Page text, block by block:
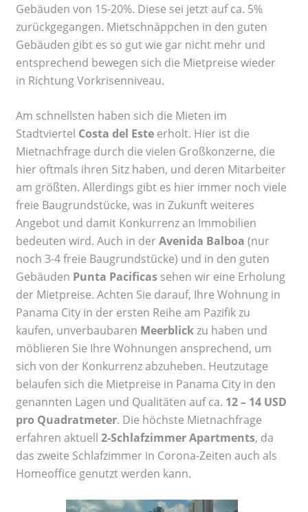
Gebäuden von 15-20%. Diese sei jetzt auf ca. 5%
zurückgegangen. Mietschnäppchen in den guten
Gebäuden gibt es so gut wie gar nicht mehr und
entsprechend bewegen sich die Mietpreise wieder
in Richtung Vorkrisenniveau.
Am schnellsten haben sich die Mieten im
Stadtviertel Costa del Este erholt. Hier ist die
Mietnachfrage durch die vielen Großkonzerne, die
hier oftmals ihren Sitz haben, und deren Mitarbeiter
am größten. Allerdings gibt es hier immer noch viele
freie Baugrundstücke, was in Zukunft weiteres
Angebot und damit Konkurrenz an Immobilien
bedeuten wird. Auch in derAvenida Balboa (nur
noch 3-4 freie Baugrundstücke) und in den guten
Gebäuden Punta Pacificas sehen wir eine Erholung
der Mietpreise. Achten Sie darauf, Ihre Wohnung in
Panama City in der ersten Reihe am Pazifik zu
kaufen, unverbaubaren Meerblickzu haben und
möblieren Sie Ihre Wohnungen ansprechend, um
sich von der Konkurrenz abzuheben. Heutzutage
belaufen sich die Mietpreise in Panama City in den
genannten Lagen und Qualitäten auf ca. 12 – 14 USD
pro Quadratmeter. Die höchste Mietnachfrage
erfahren aktuell 2-Schlafzimmer Apartments, da
das zweite Schlafzimmer in Corona-Zeiten auch als
Homeoffice genutzt werden kann.